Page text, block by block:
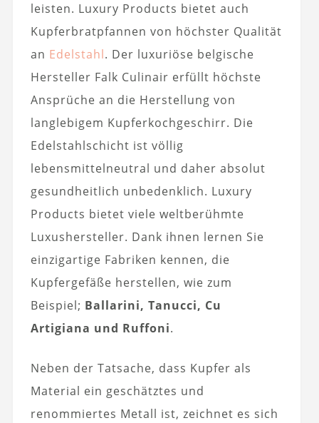
leisten. Luxury Products bietet auch
Kupferbratpfannen von höchster Qualität
an Edelstahl. Der luxuriöse belgische
Hersteller Falk Culinair erfüllt höchste
Ansprüche an die Herstellung von
langlebigem Kupferkochgeschirr. Die
Edelstahlschicht ist völlig
lebensmittelneutral und daher absolut
gesundheitlich unbedenklich. Luxury
Products bietet viele weltberühmte
Luxushersteller. Dank ihnen lernen Sie
einzigartige Fabriken kennen, die
Kupfergefäße herstellen, wie zum
Beispiel; Ballarini, Tanucci, Cu
Artigiana und Ruffoni.
Neben der Tatsache, dass Kupfer als
Material ein geschätztes und
renommiertes Metall ist, zeichnet es sich